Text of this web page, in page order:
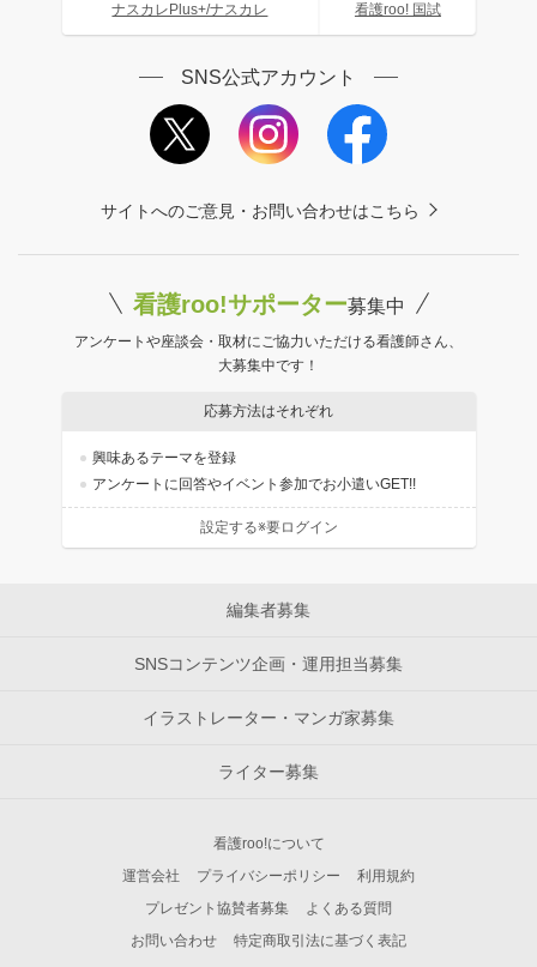
ナスカレPlus+/ナスカレ 看護roo! 国試
SNS公式アカウント
サイトへのご意見・お問い合わせはこちら
看護roo!サポーター募集中
アンケートや座談会・取材にご協力いただける看護師さん、
大募集中です！
応募方法はそれぞれ
興味あるテーマを登録
アンケートに回答やイベント参加でお小遣いGET!!
設定する※要ログイン
編集者募集
SNSコンテンツ企画・運用担当募集
イラストレーター・マンガ家募集
ライター募集
看護roo!について
運営会社
プライバシーポリシー
利用規約
プレゼント協賛者募集
よくある質問
お問い合わせ
特定商取引法に基づく表記